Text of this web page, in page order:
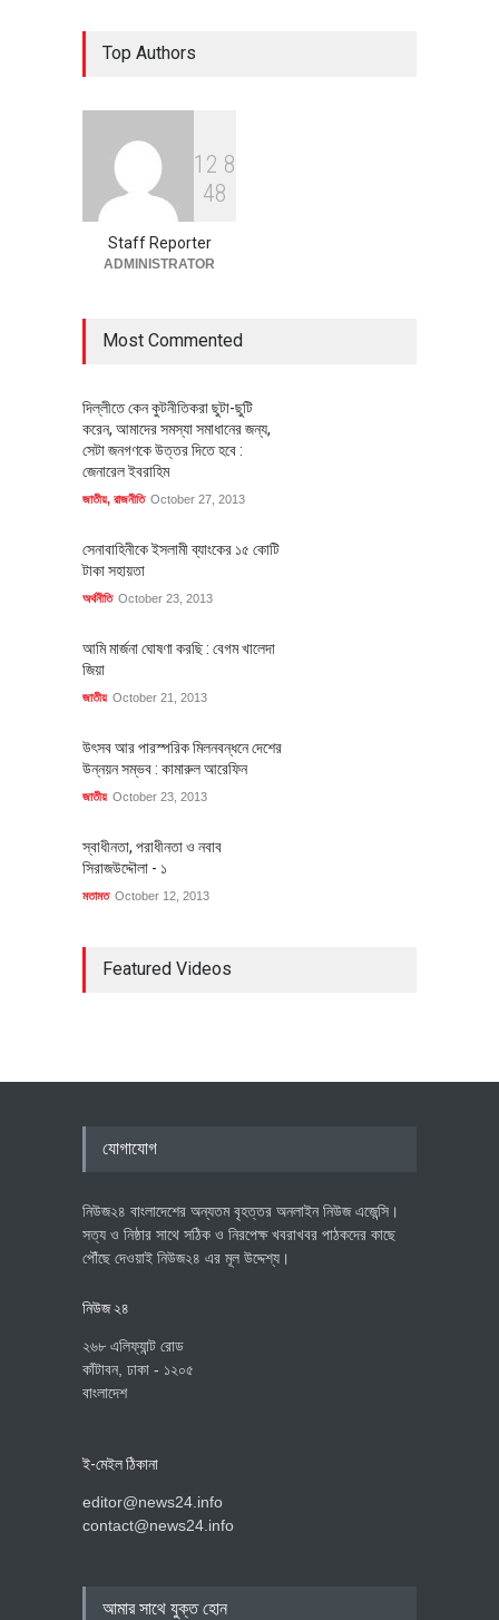
বৈশ্বিক প্রতিযোগিতা সক্ষমতা বাড়াতে
পোশাক শিল্পে নতুন উদ্যোগ
Top Authors
1 2 8
48
Staff Reporter
ADMINISTRATOR
Most Commented
দিল্লীতে কেন কুটনীতিকরা ছুটা-ছুটি
করেন, আমাদের সমস্যা সমাধানের জন্য,
সেটা জনগণকে উত্তর দিতে হবে :
জেনারেল ইবরাহিম
জাতীয়, রাজনীতি October 27, 2013
সেনাবাহিনীকে ইসলামী ব্যাংকের ১৫ কোটি
টাকা সহায়তা
অর্থনীতি October 23, 2013
আমি মার্জনা ঘোষণা করছি : বেগম খালেদা
জিয়া
জাতীয় October 21, 2013
উৎসব আর পারস্পরিক মিলনবন্ধনে দেশের
উন্নয়ন সম্ভব : কামারুল আরেফিন
জাতীয় October 23, 2013
স্বাধীনতা, পরাধীনতা ও নবাব
সিরাজউদ্দৌলা - ১
মতামত October 12, 2013
Featured Videos
যোগাযোগ
নিউজ২৪ বাংলাদেশের অন্যতম বৃহত্তর অনলাইন নিউজ এজেন্সি।
সত্য ও নিষ্ঠার সাথে সঠিক ও নিরপেক্ষ খবরাখবর পাঠকদের কাছে
পৌঁছে দেওয়াই নিউজ২৪ এর মূল উদ্দেশ্য।
নিউজ ২৪
২৬৮ এলিফ্যান্ট রোড
কাঁটাবন, ঢাকা - ১২০৫
বাংলাদেশ
ই-মেইল ঠিকানা
editor@news24.info
contact@news24.info
আমার সাথে যুক্ত হোন